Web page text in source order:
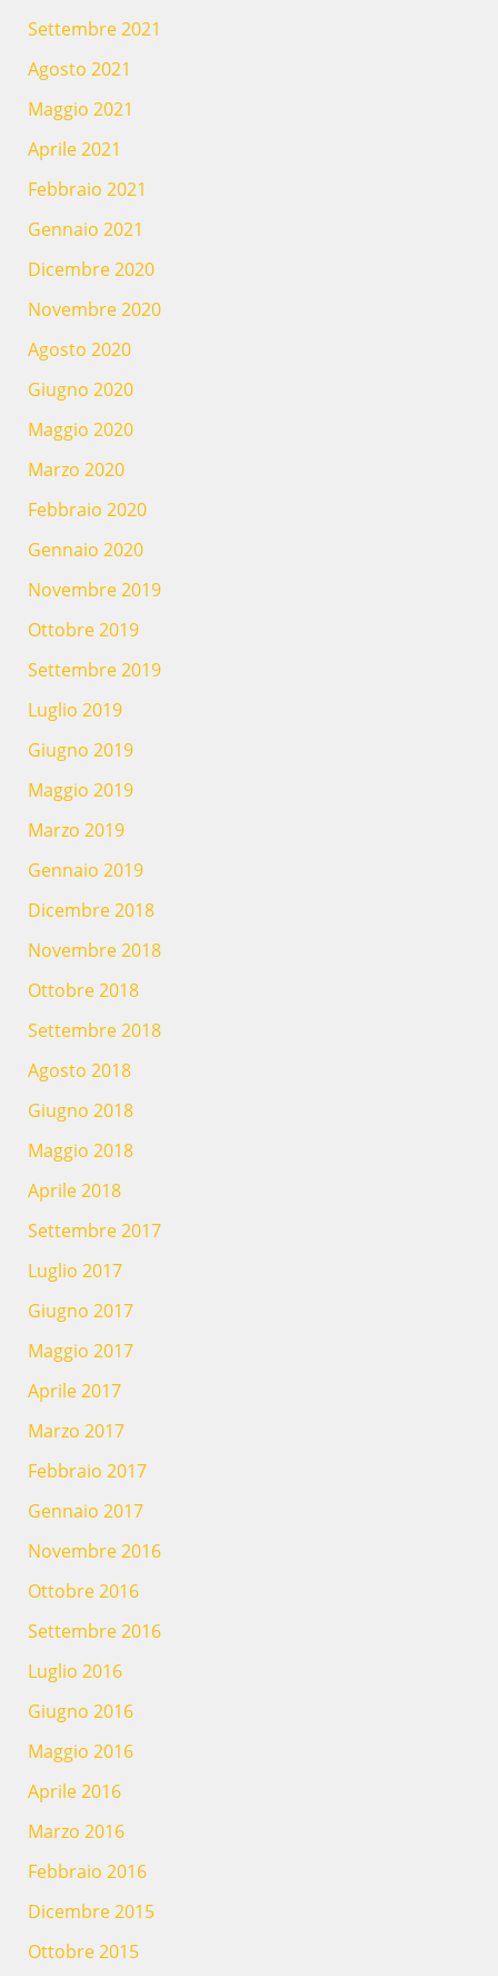
Settembre 2021
Agosto 2021
Maggio 2021
Aprile 2021
Febbraio 2021
Gennaio 2021
Dicembre 2020
Novembre 2020
Agosto 2020
Giugno 2020
Maggio 2020
Marzo 2020
Febbraio 2020
Gennaio 2020
Novembre 2019
Ottobre 2019
Settembre 2019
Luglio 2019
Giugno 2019
Maggio 2019
Marzo 2019
Gennaio 2019
Dicembre 2018
Novembre 2018
Ottobre 2018
Settembre 2018
Agosto 2018
Giugno 2018
Maggio 2018
Aprile 2018
Settembre 2017
Luglio 2017
Giugno 2017
Maggio 2017
Aprile 2017
Marzo 2017
Febbraio 2017
Gennaio 2017
Novembre 2016
Ottobre 2016
Settembre 2016
Luglio 2016
Giugno 2016
Maggio 2016
Aprile 2016
Marzo 2016
Febbraio 2016
Dicembre 2015
Ottobre 2015